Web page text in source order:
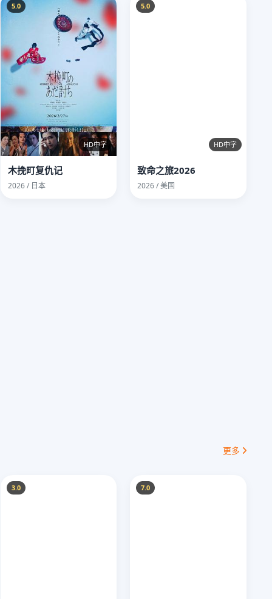
5.0
HD中字
木挽町复仇记
2026 / 日本
5.0
HD中字
致命之旅2026
2026 / 美国
更多
3.0 7.0